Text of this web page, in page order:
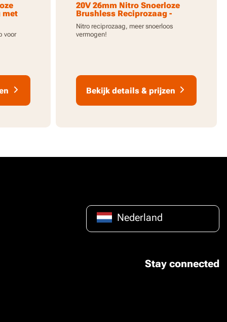
met
voor
20V 26mm Nitro Snoerloze
Brushless Reciprozaag -
Alleen gereedschap
Nitro reciprozaag, meer snoerloos
vermogen!
Bekijk details & prijzen
Nederland
Stay connected